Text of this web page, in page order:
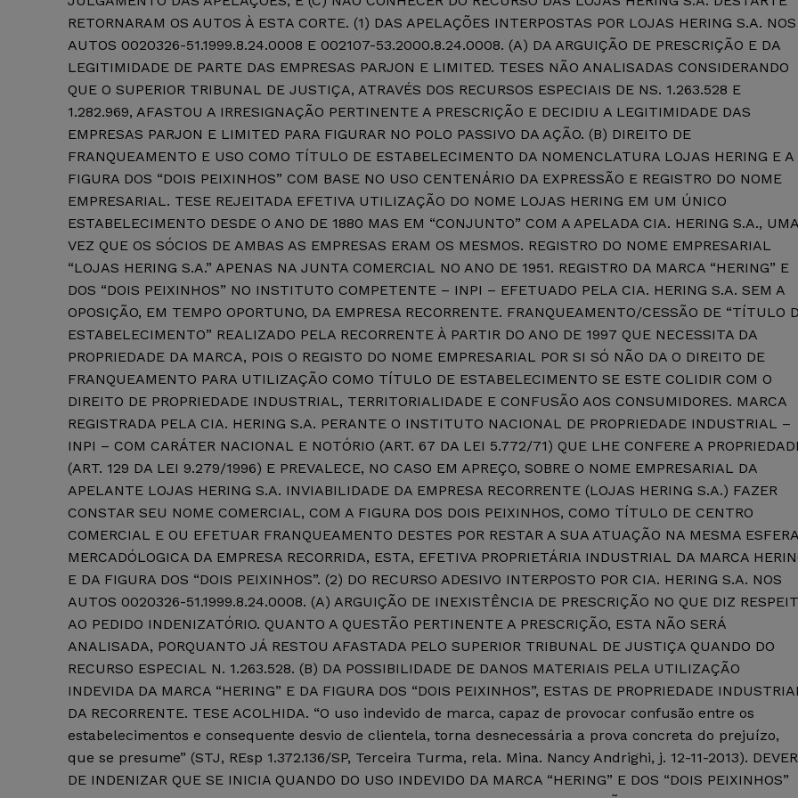
RETORNARAM OS AUTOS À ESTA CORTE. (1) DAS APELAÇÕES INTERPOSTAS POR LOJAS HERING S.A. NOS
AUTOS 0020326-51.1999.8.24.0008 E 002107-53.2000.8.24.0008. (A) DA ARGUIÇÃO DE PRESCRIÇÃO E DA
LEGITIMIDADE DE PARTE DAS EMPRESAS PARJON E LIMITED. TESES NÃO ANALISADAS CONSIDERANDO
QUE O SUPERIOR TRIBUNAL DE JUSTIÇA, ATRAVÉS DOS RECURSOS ESPECIAIS DE NS. 1.263.528 E
1.282.969, AFASTOU A IRRESIGNAÇÃO PERTINENTE A PRESCRIÇÃO E DECIDIU A LEGITIMIDADE DAS
EMPRESAS PARJON E LIMITED PARA FIGURAR NO POLO PASSIVO DA AÇÃO. (B) DIREITO DE
FRANQUEAMENTO E USO COMO TÍTULO DE ESTABELECIMENTO DA NOMENCLATURA LOJAS HERING E A
FIGURA DOS “DOIS PEIXINHOS” COM BASE NO USO CENTENÁRIO DA EXPRESSÃO E REGISTRO DO NOME
EMPRESARIAL. TESE REJEITADA EFETIVA UTILIZAÇÃO DO NOME LOJAS HERING EM UM ÚNICO
ESTABELECIMENTO DESDE O ANO DE 1880 MAS EM “CONJUNTO” COM A APELADA CIA. HERING S.A., UMA
VEZ QUE OS SÓCIOS DE AMBAS AS EMPRESAS ERAM OS MESMOS. REGISTRO DO NOME EMPRESARIAL
“LOJAS HERING S.A.” APENAS NA JUNTA COMERCIAL NO ANO DE 1951. REGISTRO DA MARCA “HERING” E
DOS “DOIS PEIXINHOS” NO INSTITUTO COMPETENTE – INPI – EFETUADO PELA CIA. HERING S.A. SEM A
OPOSIÇÃO, EM TEMPO OPORTUNO, DA EMPRESA RECORRENTE. FRANQUEAMENTO/CESSÃO DE “TÍTULO
ESTABELECIMENTO” REALIZADO PELA RECORRENTE À PARTIR DO ANO DE 1997 QUE NECESSITA DA
PROPRIEDADE DA MARCA, POIS O REGISTO DO NOME EMPRESARIAL POR SI SÓ NÃO DA O DIREITO DE
FRANQUEAMENTO PARA UTILIZAÇÃO COMO TÍTULO DE ESTABELECIMENTO SE ESTE COLIDIR COM O
DIREITO DE PROPRIEDADE INDUSTRIAL, TERRITORIALIDADE E CONFUSÃO AOS CONSUMIDORES. MARCA
REGISTRADA PELA CIA. HERING S.A. PERANTE O INSTITUTO NACIONAL DE PROPRIEDADE INDUSTRIAL –
INPI – COM CARÁTER NACIONAL E NOTÓRIO (ART. 67 DA LEI 5.772/71) QUE LHE CONFERE A
(ART. 129 DA LEI 9.279/1996) E PREVALECE, NO CASO EM APREÇO, SOBRE O NOME EMPRESARIAL DA
APELANTE LOJAS HERING S.A. INVIABILIDADE DA EMPRESA RECORRENTE (LOJAS HERING S.A.) FAZER
CONSTAR SEU NOME COMERCIAL, COM A FIGURA DOS DOIS PEIXINHOS, COMO TÍTULO DE CENTRO
COMERCIAL E OU EFETUAR FRANQUEAMENTO DESTES POR RESTAR A SUA ATUAÇÃO NA MESMA ESFERA
MERCADÓLOGICA DA EMPRESA RECORRIDA, ESTA, EFETIVA PROPRIETÁRIA INDUSTRIAL DA MARCA
E DA FIGURA DOS “DOIS PEIXINHOS”. (2) DO RECURSO ADESIVO INTERPOSTO POR CIA. HERING S.A. NOS
AUTOS 0020326-51.1999.8.24.0008. (A) ARGUIÇÃO DE INEXISTÊNCIA DE PRESCRIÇÃO NO QUE DIZ
AO PEDIDO INDENIZATÓRIO. QUANTO A QUESTÃO PERTINENTE A PRESCRIÇÃO, ESTA NÃO SERÁ
ANALISADA, PORQUANTO JÁ RESTOU AFASTADA PELO SUPERIOR TRIBUNAL DE JUSTIÇA QUANDO DO
RECURSO ESPECIAL N. 1.263.528. (B) DA POSSIBILIDADE DE DANOS MATERIAIS PELA UTILIZAÇÃO
INDEVIDA DA MARCA “HERING” E DA FIGURA DOS “DOIS PEIXINHOS”, ESTAS DE PROPRIEDADE
DA RECORRENTE. TESE ACOLHIDA. “O uso indevido de marca, capaz de provocar confusão entre os
estabelecimentos e consequente desvio de clientela, torna desnecessária a prova concreta do prejuízo,
que se presume” (STJ, REsp 1.372.136/SP, Terceira Turma, rela. Mina. Nancy Andrighi, j. 12-11-2013). DEVER
DE INDENIZAR QUE SE INICIA QUANDO DO USO INDEVIDO DA MARCA “HERING” E DOS “DOIS PEIXINHOS”